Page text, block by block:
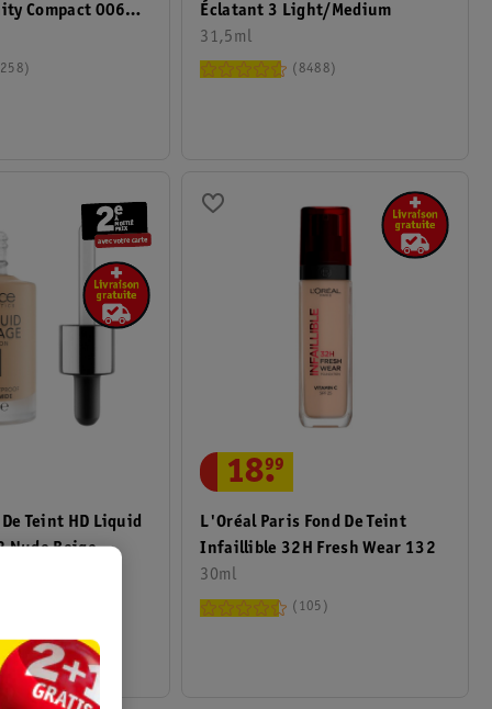
Compact 006
258
Éclatant 3 Light/Medium
31,5ml
8488
Teint HD Liquid
Nude Beige
L'Oréal Paris Fond De Teint
Infaillible 32H Fresh Wear 132
30ml
18.
99
105